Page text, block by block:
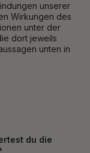
unserer
Wirkungen des
unter der
dort jeweils
unten in
du die